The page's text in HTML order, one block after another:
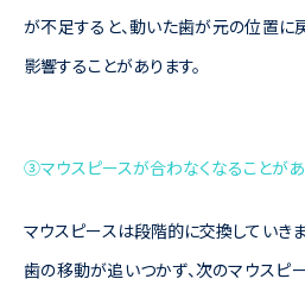
が不足すると、動いた歯が元の位置に
影響することがあります。
③マウスピースが合わなくなることが
マウスピースは段階的に交換していき
歯の移動が追いつかず、次のマウスピ